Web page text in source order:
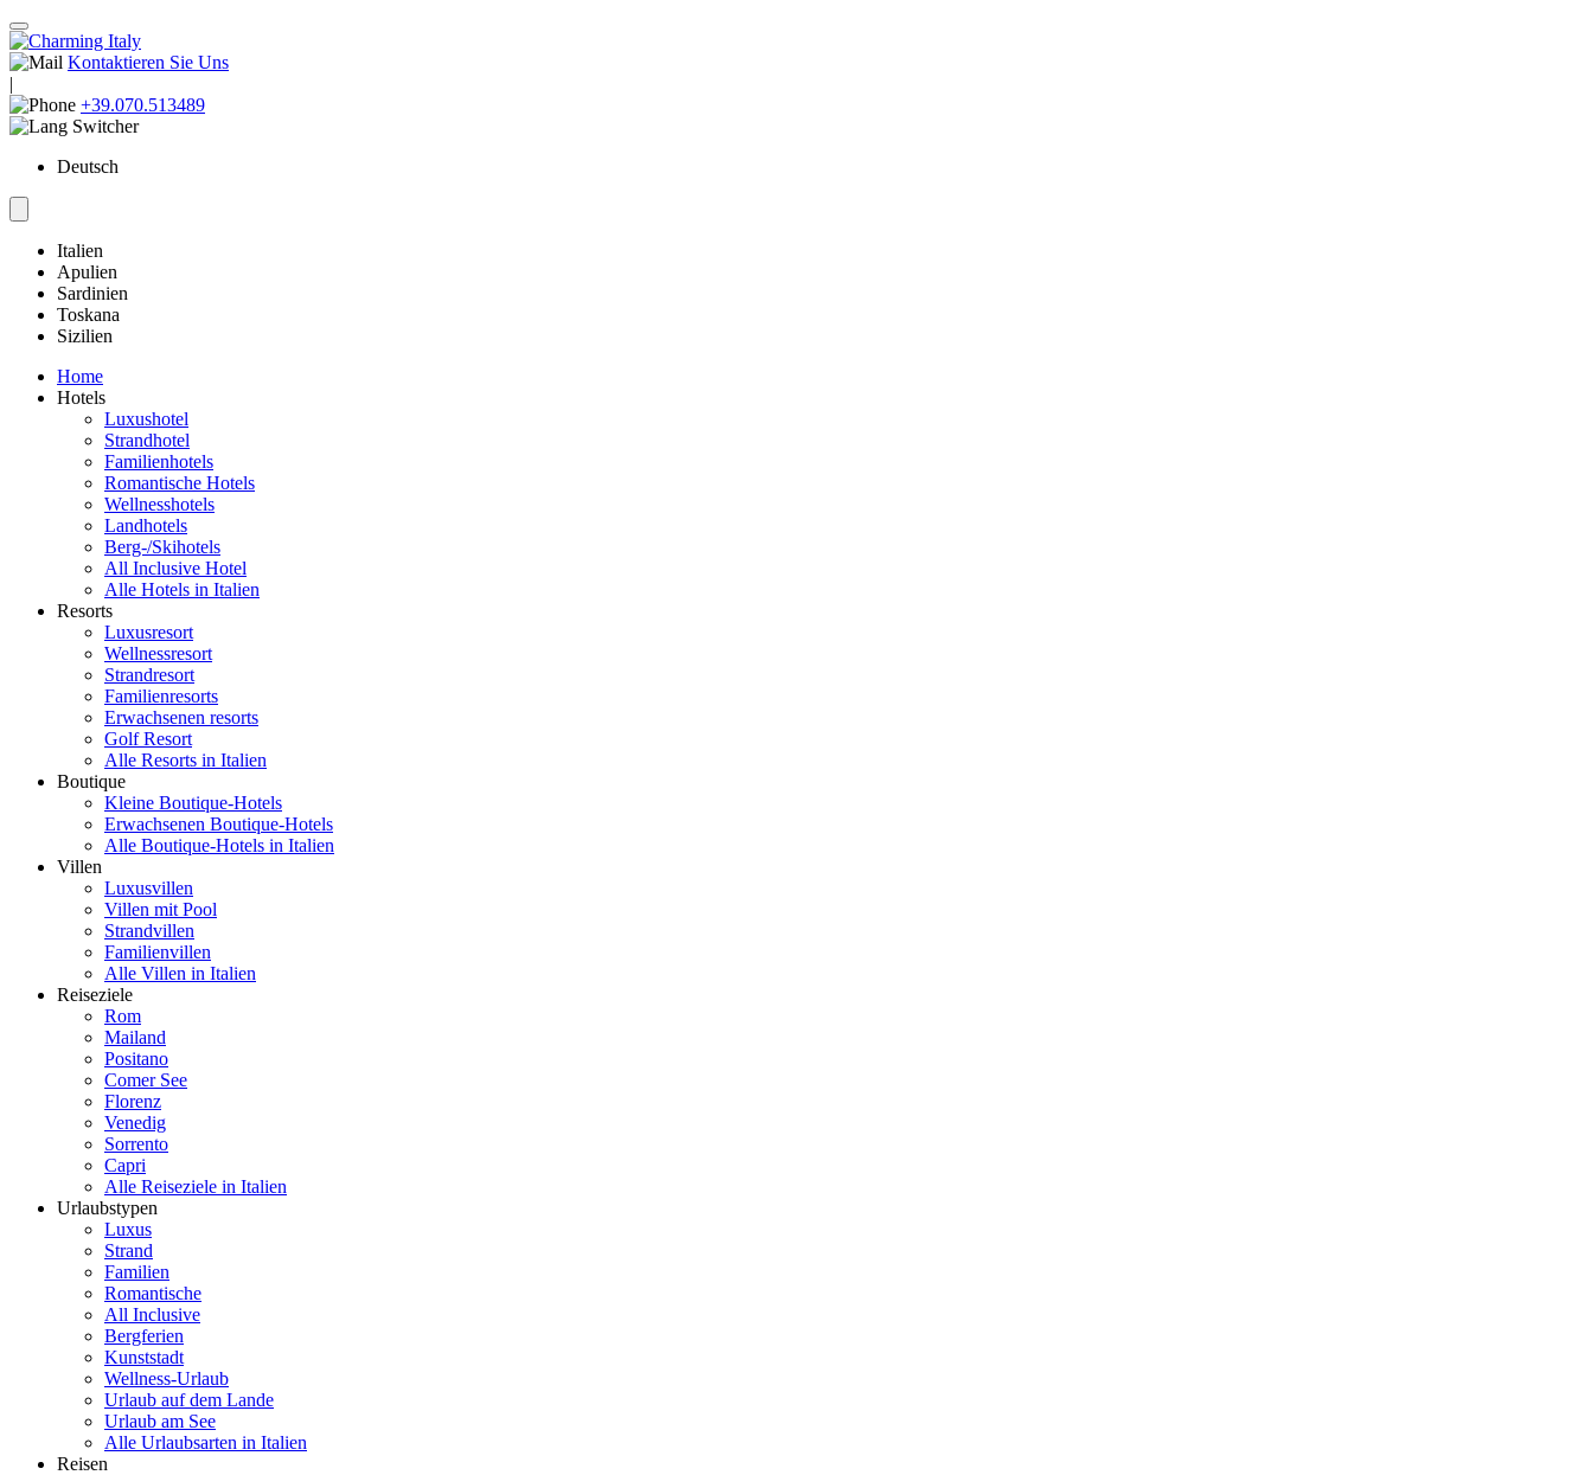
Kontaktieren Sie Uns
|
+39.070.513489
Deutsch
Italien
Apulien
Sardinien
Toskana
Sizilien
Home
Hotels
Luxushotel
Strandhotel
Familienhotels
Romantische Hotels
Wellnesshotels
Landhotels
Berg-/Skihotels
All Inclusive Hotel
Alle Hotels in Italien
Resorts
Luxusresort
Wellnessresort
Strandresort
Familienresorts
Erwachsenen resorts
Golf Resort
Alle Resorts in Italien
Boutique
Kleine Boutique-Hotels
Erwachsenen Boutique-Hotels
Alle Boutique-Hotels in Italien
Villen
Luxusvillen
Villen mit Pool
Strandvillen
Familienvillen
Alle Villen in Italien
Reiseziele
Rom
Mailand
Positano
Comer See
Florenz
Venedig
Sorrento
Capri
Alle Reiseziele in Italien
Urlaubstypen
Luxus
Strand
Familien
Romantische
All Inclusive
Bergferien
Kunststadt
Wellness-Urlaub
Urlaub auf dem Lande
Urlaub am See
Alle Urlaubsarten in Italien
Reisen